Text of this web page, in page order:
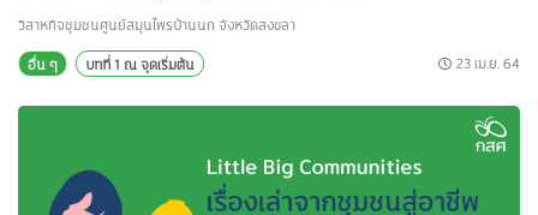
วิสาหกิจชุมชนศูนย์สมุนไพรบ้านนก จังหวัดสงขลา
อื่น ๆ
บทที่ 1 ณ จุดเริ่มต้น 23 เม.ย. 64